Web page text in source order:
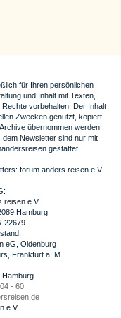
für Ihren persönlichen
und Inhalt mit Texten,
vorbehalten. Der Inhalt
Zwecken genutzt, kopiert,
übernommen werden.
Newsletter sind nur mit
gestattet.
forum anders reisen e.V.
reisen e.V.
Hamburg
22679
eG, Oldenburg
Frankfurt a. M.
Hamburg
- 60
e.V.